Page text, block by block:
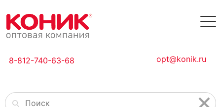
8-812-740-63-68 opt@konik.ru